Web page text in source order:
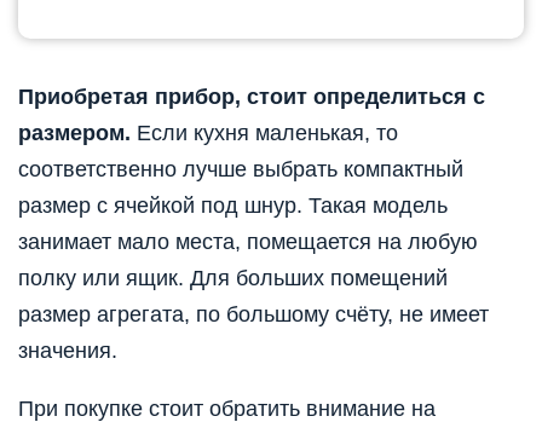
Приобретая прибор, стоит определиться с
размером. Если кухня маленькая, то
соответственно лучше выбрать компактный
размер с ячейкой под шнур. Такая модель
занимает мало места, помещается на любую
полку или ящик. Для больших помещений
размер агрегата, по большому счёту, не имеет
значения.
При покупке стоит обратить внимание на